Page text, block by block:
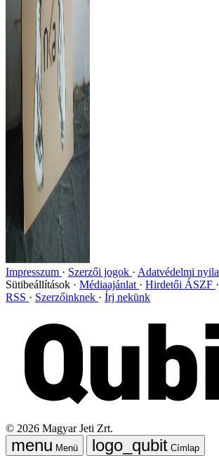
Impresszum Szerzői jogok
Adatvédelmi
Sütibeállítások
Médiaajánlat Hirdetői ÁSZF
RSS
Szerzőinknek Írj nekünk
© 2026 Magyar Jeti Zrt.
Menü Címlap